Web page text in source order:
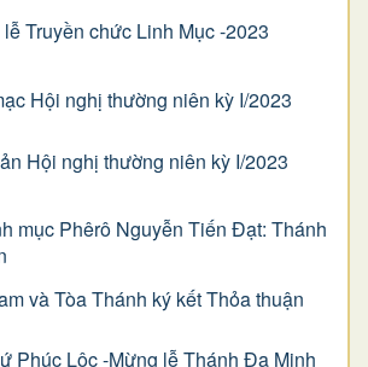
Truyền chức Linh Mục -2023
Hội nghị thường niên kỳ I/2023
Hội nghị thường niên kỳ I/2023
mục Phêrô Nguyễn Tiến Đạt: Thánh
và Tòa Thánh ký kết Thỏa thuận
Phúc Lộc -Mừng lễ Thánh Đa Minh